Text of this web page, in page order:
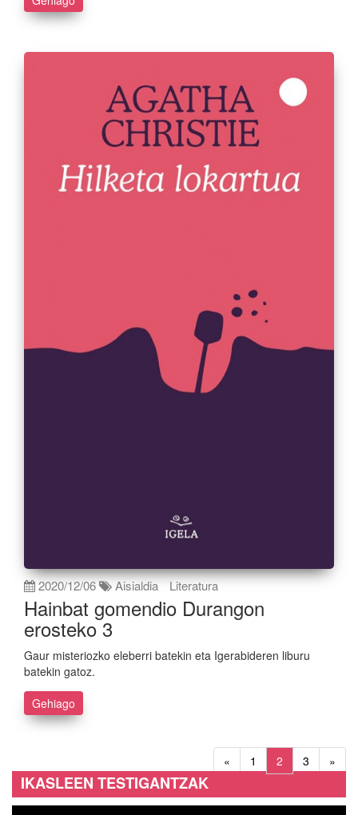
2020/12/06 Aisialdia Literatura
Hainbat gomendio Durangon
erosteko 3
Gaur misteriozko eleberri batekin eta Igerabideren liburu
batekin gatoz.
Gehiago
« 1 2 3 »
IKASLEEN TESTIGANTZAK